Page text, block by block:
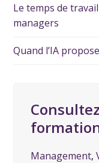
Le temps de
managers
Quand l’IA
formation
Management,